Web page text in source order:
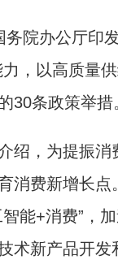
办公厅印
，以高质量
30条政策举措
，为提振消
消费新增长
能+消费”，
术新产品开